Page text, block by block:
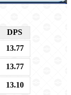
DPS
13.77
13.77
13.10